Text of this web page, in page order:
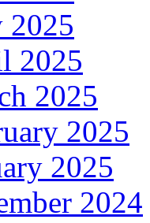
2025
2025
2025
2025
2025
2024